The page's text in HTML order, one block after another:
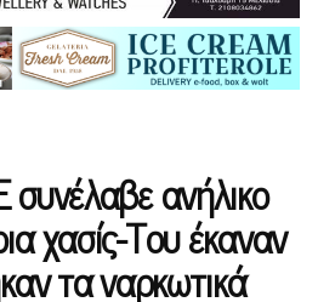
ανήλικο
χασίς-Του έκαναν
τα ναρκωτικά